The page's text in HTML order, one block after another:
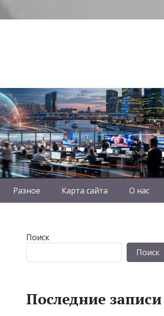
Разное Карта сайта О нас
Поиск
Поиск
Последние записи